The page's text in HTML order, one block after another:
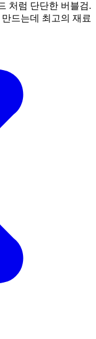
처럼 단단한 버블검.
드는데 최고의 재료